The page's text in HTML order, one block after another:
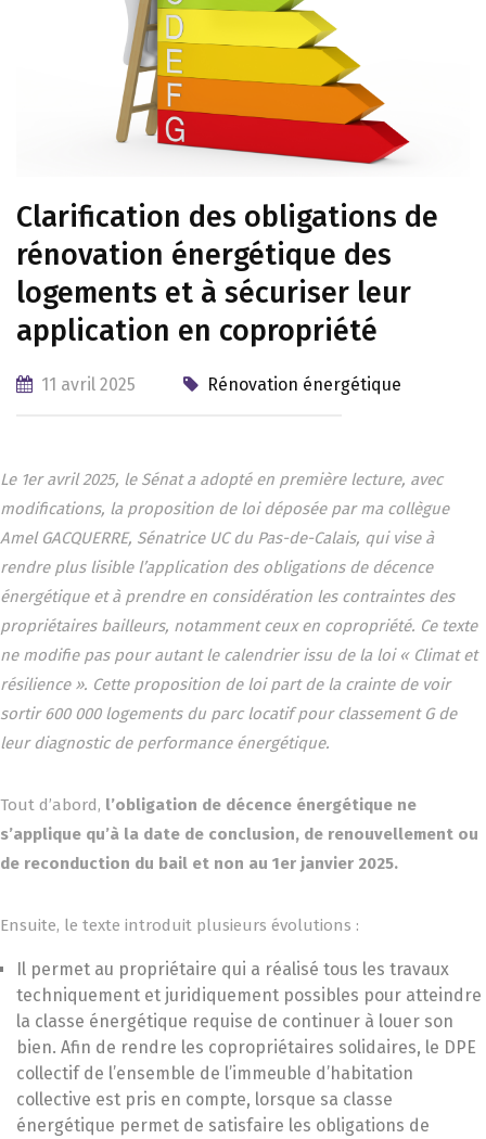
Clarification des obligations de
rénovation énergétique des
logements et à sécuriser leur
application en copropriété
11 avril 2025 Rénovation énergétique
Le 1er avril 2025, le Sénat a adopté en première lecture, avec
modifications, la proposition de loi déposée par ma collègue
Amel GACQUERRE, Sénatrice UC du Pas-de-Calais, qui vise à
rendre plus lisible l’application des obligations de décence
énergétique et à prendre en considération les contraintes des
propriétaires bailleurs, notamment ceux en copropriété. Ce texte
ne modifie pas pour autant le calendrier issu de la loi « Climat et
résilience ». Cette proposition de loi part de la crainte de voir
sortir 600 000 logements du parc locatif pour classement G de
leur diagnostic de performance énergétique.
Tout d’abord, l’obligation de décence énergétique ne
s’applique qu’à la date de conclusion, de renouvellement ou
de reconduction du bail et non au 1er janvier 2025.
Ensuite, le texte introduit plusieurs évolutions :
Il permet au propriétaire qui a réalisé tous les travaux
techniquement et juridiquement possibles pour atteindre
la classe énergétique requise de continuer à louer son
bien. Afin de rendre les copropriétaires solidaires, le DPE
collectif de l’ensemble de l’immeuble d’habitation
collective est pris en compte, lorsque sa classe
énergétique permet de satisfaire les obligations de